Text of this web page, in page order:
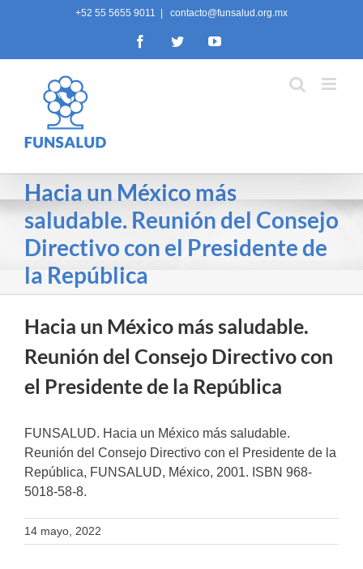
+52 55 5655 9011 contacto@funsalud.org.mx
FacebookTwitterYouTube
Hacia un México más
saludable. Reunión del Consejo
Directivo con el Presidente de
la República
Hacia un México más saludable.
Reunión del Consejo Directivo con
el Presidente de la República
FUNSALUD. Hacia un México más saludable.
Reunión del Consejo Directivo con el Presidente de la
República, FUNSALUD, México, 2001. ISBN 968-
5018-58-8.
14 mayo, 2022